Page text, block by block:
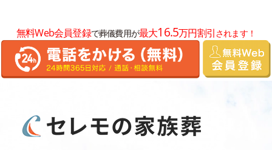
2024年8月
2024年7月
2024年6月
2024年4月
無料Web会員登録で葬儀費用が最大16.5万円割引されます！